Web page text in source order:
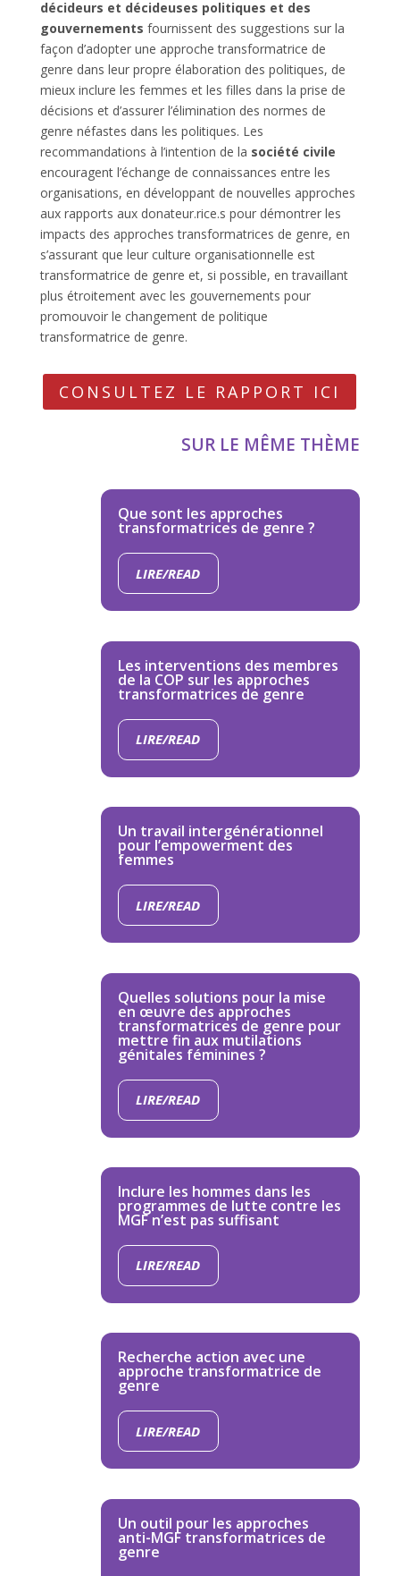
décideurs et décideuses politiques et des
gouvernements fournissent des suggestions sur la
façon d’adopter une approche transformatrice de
genre dans leur propre élaboration des politiques, de
mieux inclure les femmes et les filles dans la prise de
décisions et d’assurer l’élimination des normes de
genre néfastes dans les politiques. Les
recommandations à l’intention de la société civile
encouragent l’échange de connaissances entre les
organisations, en développant de nouvelles approches
aux rapports aux donateur.rice.s pour démontrer les
impacts des approches transformatrices de genre, en
s’assurant que leur culture organisationnelle est
transformatrice de genre et, si possible, en travaillant
plus étroitement avec les gouvernements pour
promouvoir le changement de politique
transformatrice de genre.
CONSULTEZ LE RAPPORT ICI
SUR LE MÊME THÈME
Que sont les approches
transformatrices de genre ?
LIRE/READ
Les interventions des membres
de la COP sur les approches
transformatrices de genre
LIRE/READ
Un travail intergénérationnel
pour l’empowerment des
femmes
LIRE/READ
Quelles solutions pour la mise
en œuvre des approches
transformatrices de genre pour
mettre fin aux mutilations
génitales féminines ?
LIRE/READ
Inclure les hommes dans les
programmes de lutte contre les
MGF n’est pas suffisant
LIRE/READ
Recherche action avec une
approche transformatrice de
genre
LIRE/READ
Un outil pour les approches
anti-MGF transformatrices de
genre